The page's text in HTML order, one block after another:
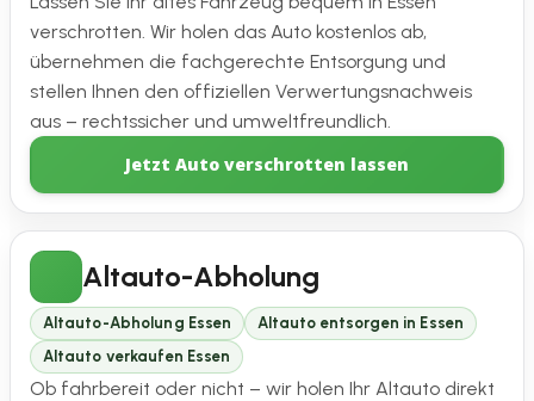
verschrotten. Wir holen das Auto kostenlos ab,
übernehmen die fachgerechte Entsorgung und
stellen Ihnen den offiziellen Verwertungsnachweis
aus – rechtssicher und umweltfreundlich.
Jetzt Auto verschrotten lassen
Altauto-Abholung
Altauto-Abholung Essen
Altauto entsorgen in Essen
Altauto verkaufen Essen
Ob fahrbereit oder nicht – wir holen Ihr Altauto direkt